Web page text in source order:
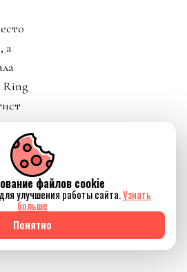
а
Ring
и эта
файлов cookie
улучшения работы сайта.Узнать
больше
Понятно